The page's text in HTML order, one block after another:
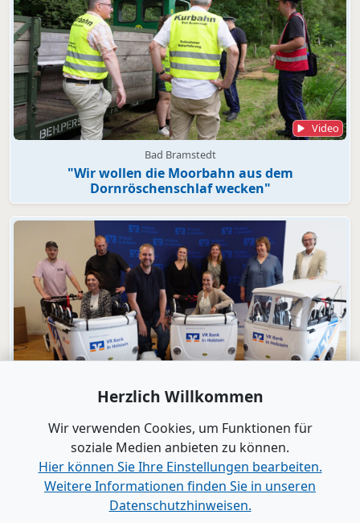
Video
Bad Bramstedt
"Wir wollen die Moorbahn aus dem
Dornröschenschlaf wecken"
Engagement
VR Bank in Holstein macht KiTas mobil!
Alle Videos anzeigen
Herzlich Willkommen
Wir verwenden Cookies, um Funktionen für
soziale Medien anbieten zu können.
Hier können Sie Ihre Einstellungen bearbeiten.
Weitere Informationen finden Sie in unseren
Datenschutzhinweisen.